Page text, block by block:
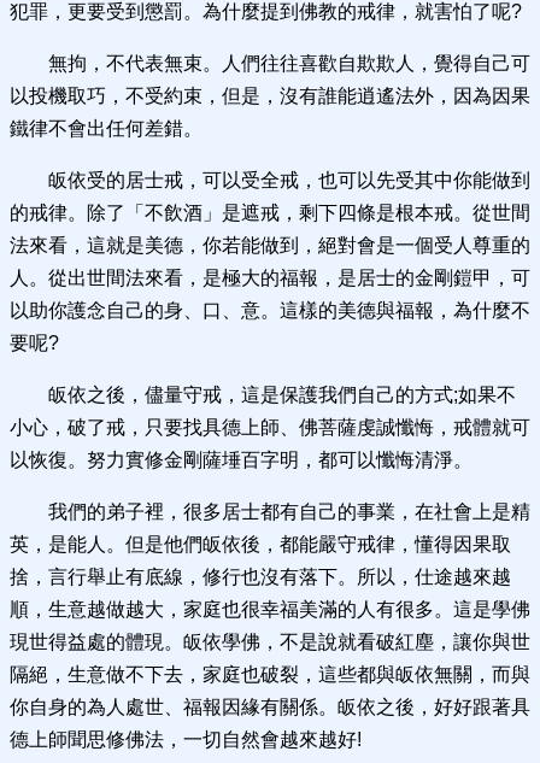
犯罪，更要受到懲罰。為什麼提到佛教的戒律，就害怕了呢?
無拘，不代表無束。人們往往喜歡自欺欺人，覺得自己可
以投機取巧，不受約束，但是，沒有誰能逍遙法外，因為因果
鐵律不會出任何差錯。
皈依受的居士戒，可以受全戒，也可以先受其中你能做到
的戒律。除了「不飲酒」是遮戒，剩下四條是根本戒。從世間
法來看，這就是美德，你若能做到，絕對會是一個受人尊重的
人。從出世間法來看，是極大的福報，是居士的金剛鎧甲，可
以助你護念自己的身、口、意。這樣的美德與福報，為什麼不
要呢?
皈依之後，儘量守戒，這是保護我們自己的方式;如果不
小心，破了戒，只要找具德上師、佛菩薩虔誠懺悔，戒體就可
以恢復。努力實修金剛薩埵百字明，都可以懺悔清淨。
我們的弟子裡，很多居士都有自己的事業，在社會上是精
英，是能人。但是他們皈依後，都能嚴守戒律，懂得因果取
捨，言行舉止有底線，修行也沒有落下。所以，仕途越來越
順，生意越做越大，家庭也很幸福美滿的人有很多。這是學佛
現世得益處的體現。皈依學佛，不是說就看破紅塵，讓你與世
隔絕，生意做不下去，家庭也破裂，這些都與皈依無關，而與
你自身的為人處世、福報因緣有關係。皈依之後，好好跟著具
德上師聞思修佛法，一切自然會越來越好!